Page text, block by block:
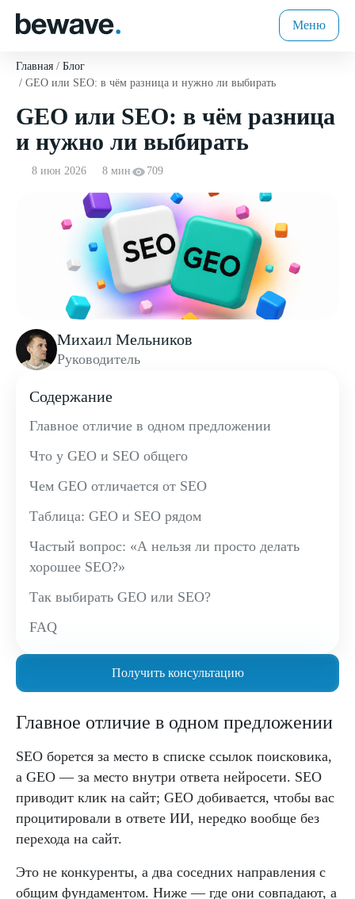
Меню
Главная
Блог
GEO или SEO: в чём разница и нужно ли выбирать
GEO или SEO: в чём разница
и нужно ли выбирать
8 июн 2026 8 мин 709
Главное отличие в одном предложении
SEO борется за место в списке ссылок поисковика,
а GEO — за место внутри ответа нейросети. SEO
приводит клик на сайт; GEO добивается, чтобы вас
процитировали в ответе ИИ, нередко вообще без
перехода на сайт.
Это не конкуренты, а два соседних направления с
общим фундаментом. Ниже — где они совпадают, а
Михаил Мельников
Руководитель
Содержание
Главное отличие в одном предложении
Что у GEO и SEO общего
Чем GEO отличается от SEO
Таблица: GEO и SEO рядом
Частый вопрос: «А нельзя ли просто делать
хорошее SEO?»
Так выбирать GEO или SEO?
FAQ
Получить консультацию